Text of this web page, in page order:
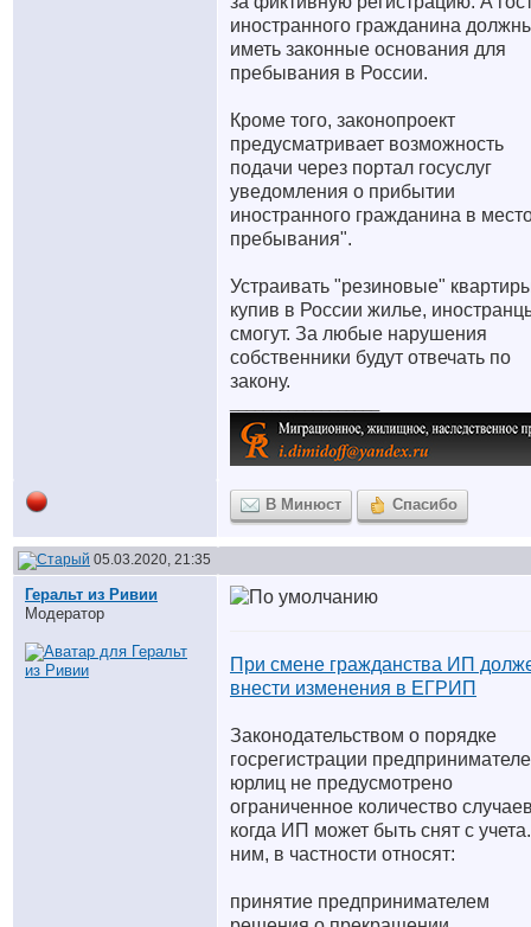
иностранного гражданина
иметь законные основания для
пребывания в России.
Кроме того, законопроект
предусматривает возможность
подачи через портал госуслуг
уведомления о прибытии
иностранного гражданина в
пребывания".
Устраивать "резиновые"
купив в России жилье,
смогут. За любые нарушения
собственники будут отвечать по
закону.
В Минюст Спасибо
05.03.2020, 21:35
Геральт из Ривии
Модератор
При смене гражданства ИП
внести изменения в ЕГРИП
Законодательством о порядке
госрегистрации
юрлиц не предусмотрено
ограниченное количество
когда ИП может быть снят с
ним, в частности относят:
принятие предпринимателем